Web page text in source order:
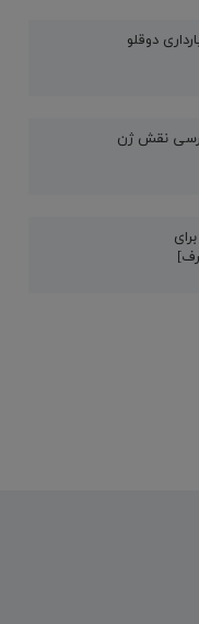
دوقلو
نقش ژن